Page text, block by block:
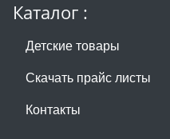
Каталог :
Детские товары
Скачать прайс листы
Контакты